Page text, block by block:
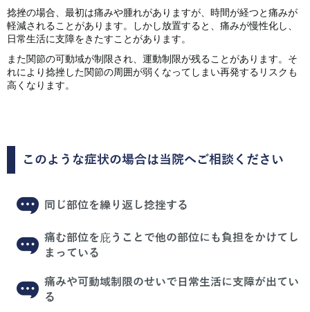
捻挫の場合、最初は痛みや腫れがありますが、時間が経つと痛みが
軽減されることがあります。しかし放置すると、痛みが慢性化し、
日常生活に支障をきたすことがあります。
また関節の可動域が制限され、運動制限が残ることがあります。そ
れにより捻挫した関節の周囲が弱くなってしまい再発するリスクも
高くなります。
このような症状の場合は当院へご相談ください
同じ部位を繰り返し捻挫する
痛む部位を庇うことで他の部位にも負担をかけてし
まっている
痛みや可動域制限のせいで日常生活に支障が出てい
る